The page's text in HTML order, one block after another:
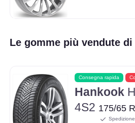
Le gomme più vendute
Consegna rapida
Hankook
4S2 175/65
Spedizione